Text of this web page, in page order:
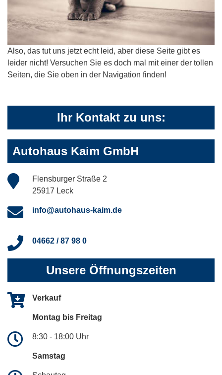
Also, das tut uns jetzt echt leid, aber diese Seite gibt es
leider nicht! Versuchen Sie es doch mal mit einer der tollen
Seiten, die Sie oben in der Navigation finden!
Ihr Kontakt zu uns:
Autohaus Kaim GmbH
Flensburger Straße 2
25917 Leck
info@autohaus-kaim.de
04662 / 87 98 0
Unsere Öffnungszeiten
Verkauf
Montag bis Freitag
8:30 - 18:00 Uhr
Samstag